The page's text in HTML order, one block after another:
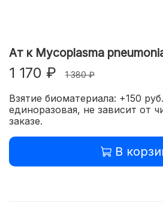
Ат к Mycoplasma
1 170 ₽ 1 380 ₽
Взятие биоматериала: +150
единоразовая, не зависит от
заказе.
В